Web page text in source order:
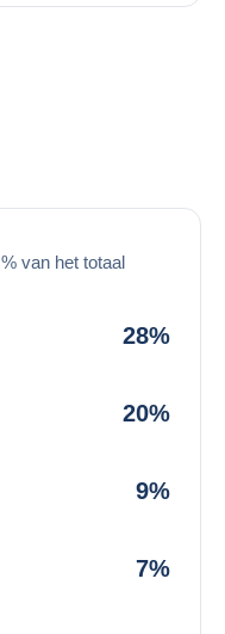
van het totaal
28%
20%
9%
7%